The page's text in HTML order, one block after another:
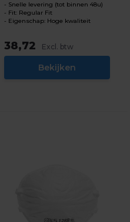
Snelle levering (tot binnen 48u)
Fit: Regular Fit
Eigenschap: Hoge kwaliteit
38,72 Excl. btw
Bekijken